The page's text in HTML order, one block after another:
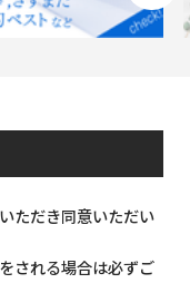
ただき同意いただい
される場合は必ずご